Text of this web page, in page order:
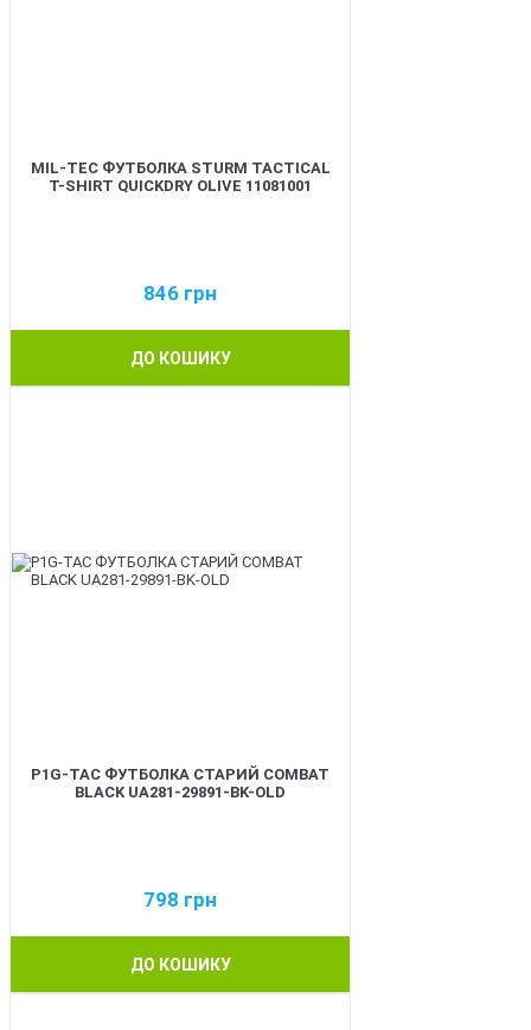
MIL-TEC ФУТБОЛКА STURM TACTICAL
T-SHIRT QUICKDRY OLIVE 11081001
846 грн
ДО КОШИКУ
P1G-TAC ФУТБОЛКА СТАРИЙ COMBAT
BLACK UA281-29891-BK-OLD
798 грн
ДО КОШИКУ